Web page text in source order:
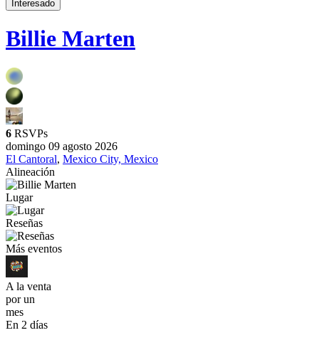
Interesado
Billie Marten
6 RSVPs
domingo 09 agosto 2026
El Cantoral, Mexico City, Mexico
Alineación
Lugar
Reseñas
Más eventos
A la venta
por un
mes
En 2 días